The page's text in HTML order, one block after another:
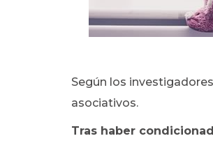
Según los
asociativos.
Tras haber